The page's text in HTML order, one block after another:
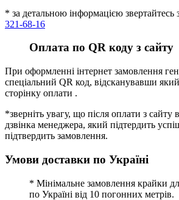
* за детальною інформацією звертайтесь
321-68-16
Оплата по QR коду з сайту
При оформленні інтернет замовлення
спеціальний QR код, відсканувавши
сторінку оплати .
*зверніть увагу, що після оплати з сайту
дзвінка менеджера, який підтердить
підтвердить замовлення.
Умови доставки по Україні
* Мінімальне замовлення крайки
по Україні від 10 погонних метрів.